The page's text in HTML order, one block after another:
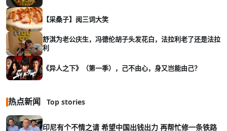
【采桑子】阅三词大笑
舒淇为老公庆生，冯德伦胡子头发花白，法拉利老了还是法拉
利
《异人之下》（第一季），己不由心，身又岂能由己？
热点新闻 Top stories
印尼有个不情之请 希望中国出钱出力 再帮忙修一条铁路